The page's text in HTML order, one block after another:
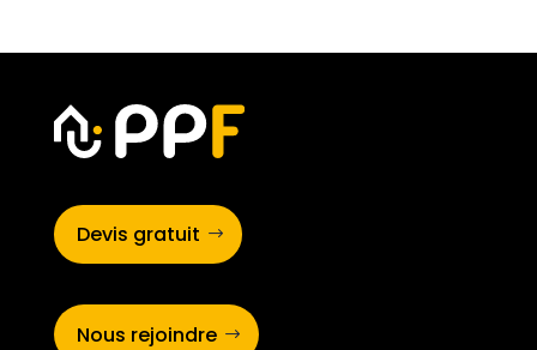
Devis gratuit
Nous rejoindre